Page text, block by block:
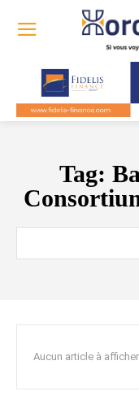
Tag:
Aucun article à afficher